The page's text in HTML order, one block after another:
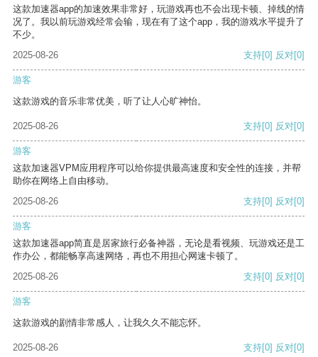
这款加速器app的加速效果非常好，玩游戏再也不会出现卡顿、掉线的情
况了。我以前玩游戏经常会输，现在有了这个app，我的游戏水平提升了
不少。
2025-08-26
支持[0] 反对[0]
游客
这款游戏的音乐非常优美，听了让人心旷神怡。
2025-08-26 支持[0] 反对[0]
游客
这款加速器VPM应用程序可以给你提供最高速度和安全性的连接，并帮
助你在网络上自由移动。
2025-08-26
支持[0] 反对[0]
游客
这款加速器app简直是居家旅行必备神器，无论是看视频、玩游戏还是工
作办公，都能畅享高速网络，再也不用担心网速卡顿了。
2025-08-26
支持[0] 反对[0]
游客
这款游戏的剧情非常感人，让我久久不能忘怀。
2025-08-26 支持[0] 反对[0]